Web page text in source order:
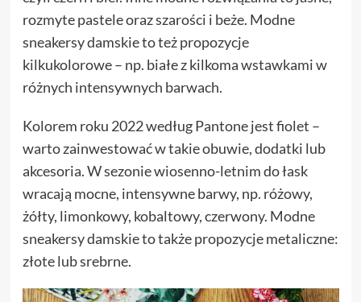
rozmyte pastele oraz szarości i beże. Modne
sneakersy damskie to też propozycje
kilkukolorowe – np. białe z kilkoma wstawkami w
różnych intensywnych barwach.
Kolorem roku 2022 według Pantone jest fiolet –
warto zainwestować w takie obuwie, dodatki lub
akcesoria. W sezonie wiosenno-letnim do łask
wracają mocne, intensywne barwy, np. różowy,
żółty, limonkowy, kobaltowy, czerwony. Modne
sneakersy damskie to także propozycje metaliczne:
złote lub srebrne.